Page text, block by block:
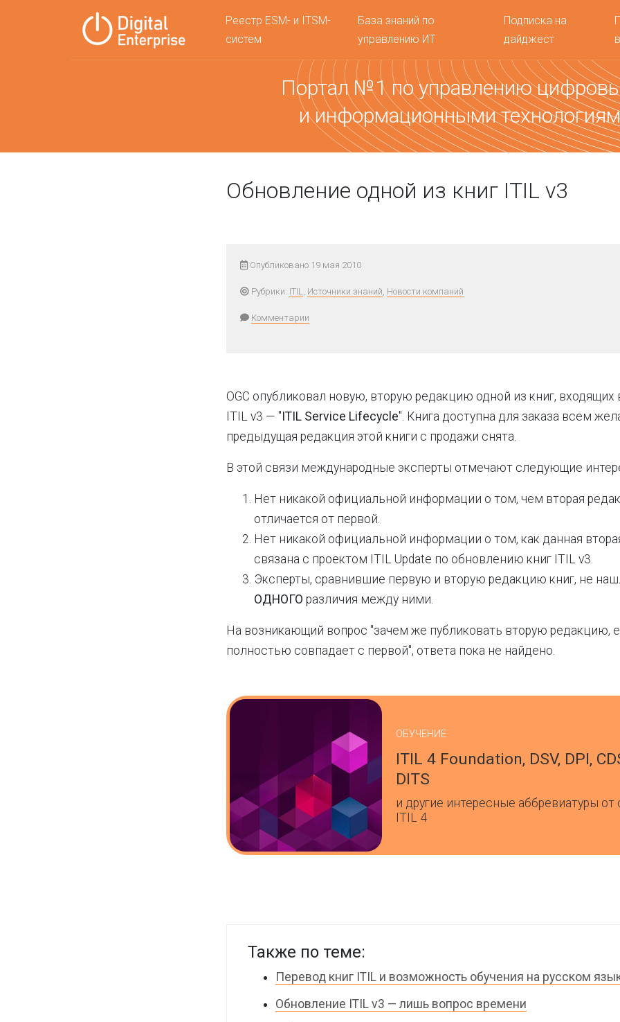
Реестр ESM- и ITSM-
систем
База знаний по
управлению ИТ
Подписка на
дайджест
Портал №1 по управлению
и информационными
Обновление одной из книг ITIL v3
Опубликовано 19 мая 2010
Рубрики: ITIL, Источники знаний, Новости компаний
Комментарии
OGC опубликовал новую, вторую редакцию одной из книг, входящих
ITIL v3 — " ITIL Service Lifecycle". Книга доступна для заказа всем
предыдущая редакция этой книги с продажи снята.
В этой связи международные эксперты отмечают следующие
Нет никакой официальной информации о том, чем вторая
отличается от первой.
Нет никакой официальной информации о том, как данная
связана с проектом ITIL Update по обновлению книг ITIL v3.
Эксперты, сравнившие первую и вторую редакцию книг, не
ОДНОГО различия между ними.
На возникающий вопрос "зачем же публиковать вторую редакцию,
полностью совпадает с первой", ответа пока не найдено.
ОБУЧЕНИЕ
ITIL 4 Foundation, DSV, DPI,
DITS
и другие интересные аббревиатуры от
ITIL 4
Также по теме:
Перевод книг ITIL и возможность обучения на русском
Обновление ITIL v3 — лишь вопрос времени